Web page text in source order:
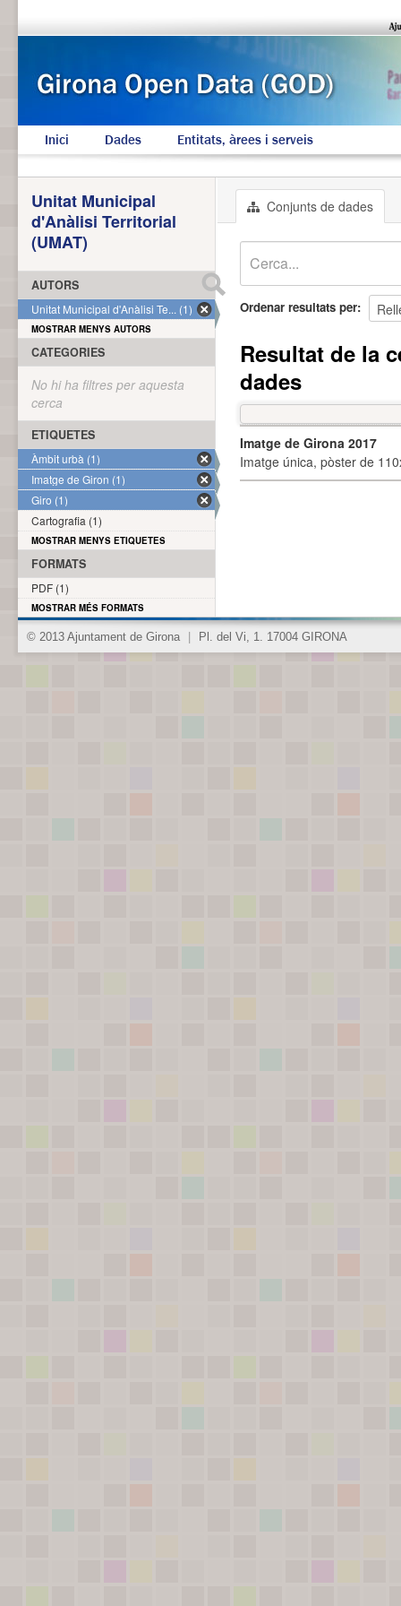
Inici Dades Entitats, àrees i serveis
Conjunts de dades
Ordenar resultats per
Resultat de la
dades
Imatge de Girona 2017
Imatge única, pòster de
Unitat Municipal
d'Anàlisi Territorial
(UMAT)
AUTORS
Unitat Municipal d'Anàlisi Te... (1)
MOSTRAR MENYS AUTORS
CATEGORIES
No hi ha filtres per aquesta
cerca
ETIQUETES
Àmbit urbà (1)
Imatge de Giron (1)
Giro (1)
Cartografia (1)
MOSTRAR MENYS ETIQUETES
FORMATS
PDF (1)
MOSTRAR MÉS FORMATS
© 2013 Ajuntament de Girona Pl. del Vi, 1. 17004 GIRONA